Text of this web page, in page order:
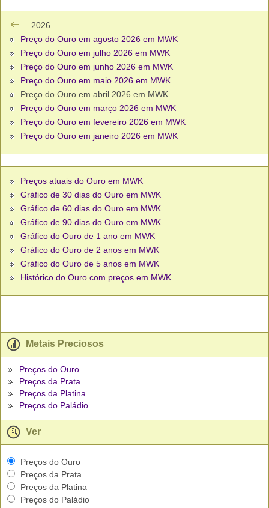
2026
Preço do Ouro em agosto 2026 em MWK
Preço do Ouro em julho 2026 em MWK
Preço do Ouro em junho 2026 em MWK
Preço do Ouro em maio 2026 em MWK
Preço do Ouro em abril 2026 em MWK
Preço do Ouro em março 2026 em MWK
Preço do Ouro em fevereiro 2026 em MWK
Preço do Ouro em janeiro 2026 em MWK
Preços atuais do Ouro em MWK
Gráfico de 30 dias do Ouro em MWK
Gráfico de 60 dias do Ouro em MWK
Gráfico de 90 dias do Ouro em MWK
Gráfico do Ouro de 1 ano em MWK
Gráfico do Ouro de 2 anos em MWK
Gráfico do Ouro de 5 anos em MWK
Histórico do Ouro com preços em MWK
Metais Preciosos
Preços do Ouro
Preços da Prata
Preços da Platina
Preços do Paládio
Ver
Preços do Ouro
Preços da Prata
Preços da Platina
Preços do Paládio